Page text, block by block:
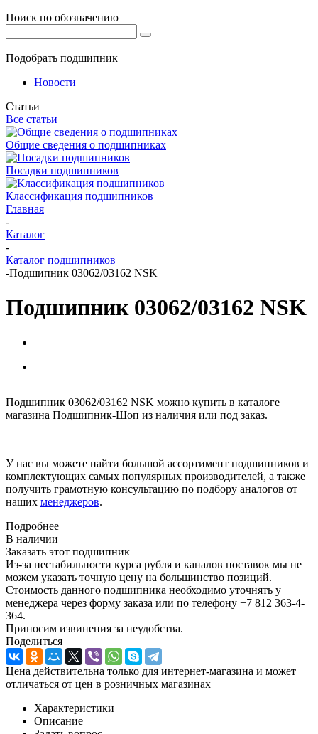
Поиск по обозначению
Подобрать подшипник
Новости
Статьи
Все статьи
Общие сведения о подшипниках
Посадки подшипников
Классификация подшипников
Главная
-
Каталог
-
Каталог подшипников
-Подшипник 03062/03162 NSK
Подшипник 03062/03162 NSK
Подшипник 03062/03162 NSK можно купить в каталоге
магазина Подшипник-Шоп из наличия или под заказ.
У нас вы можете найти большой ассортимент подшипников и
комплектующих самых популярных производителей, а также
получить грамотную консультацию по подбору аналогов от
наших менеджеров.
Подробнее
В наличии
Заказать этот подшипник
Из-за нестабильности курса рубля и каналов поставок мы не
можем указать точную цену на большинство позиций.
Стоимость данного подшипника необходимо уточнять у
менеджера через форму заказа или по телефону +7 812 363-4-
364.
Приносим извинения за неудобства.
Поделиться
Цена действительна только для интернет-магазина и может
отличаться от цен в розничных магазинах
Характеристики
Описание